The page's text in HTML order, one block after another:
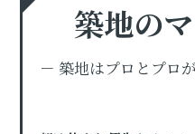
築地の
－ 築地はプロとプロ